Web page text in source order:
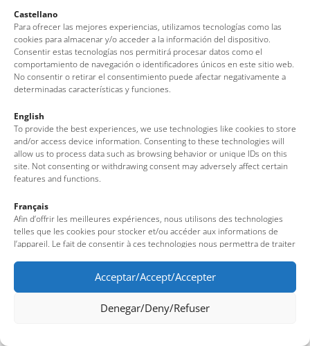
Castellano
Para ofrecer las mejores experiencias, utilizamos tecnologías como las
cookies para almacenar y/o acceder a la información del dispositivo.
Consentir estas tecnologías nos permitirá procesar datos como el
comportamiento de navegación o identificadores únicos en este sitio web.
No consentir o retirar el consentimiento puede afectar negativamente a
determinadas características y funciones.
English
To provide the best experiences, we use technologies like cookies to store
and/or access device information. Consenting to these technologies will
allow us to process data such as browsing behavior or unique IDs on this
site. Not consenting or withdrawing consent may adversely affect certain
features and functions.
Français
Afin d’offrir les meilleures expériences, nous utilisons des technologies
telles que les cookies pour stocker et/ou accéder aux informations de
l’appareil. Le fait de consentir à ces technologies nous permettra de traiter
uniques sur ce site. Le fait de ne pas consentir ou de retirer son
consentement peut avoir un effet négatif sur certaines fonctionnalités et
caractéristiques du site.
Acceptar/Accept/Accepter
Denegar/Deny/Refuser
Office de Tourisme de Tossa de Mar
Av. del Pelegrí, 25 – Edifici La Nau · 17320 – Tossa de Mar
(Girona – Costa Brava)
Tel: + 00 34 972 340 108 · Mail: info@visittossa.com
Infos légales